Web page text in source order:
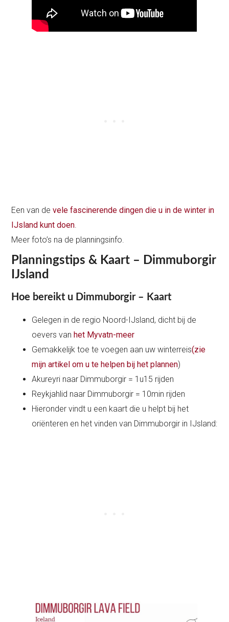
Een van devele fascinerende dingen die u in de winter in
IJsland kunt doen.
Meer foto’s na de planningsinfo.
Planningstips & Kaart – Dimmuborgir
IJsland
Hoe bereikt u Dimmuborgir – Kaart
Gelegen in de regio Noord-IJsland, dicht bij de
oevers vanhet Myvatn-meer
Gemakkelijk toe te voegen aan uw winterreis(zie
mijn artikel om u te helpen bij het plannen)
Akureyri naar Dimmuborgir = 1u15 rijden
Reykjahlid naar Dimmuborgir = 10min rijden
Hieronder vindt u een kaart die u helpt bij het
oriënteren en het vinden van Dimmuborgir in IJsland: